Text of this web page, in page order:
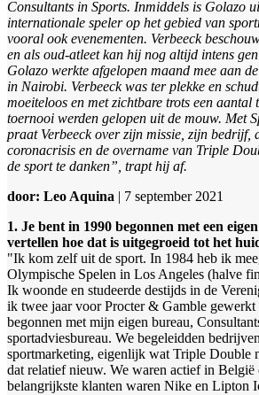
Consultants in Sports. Inmiddels is Golazo
internationale speler op het gebied van
vooral ook evenementen. Verbeeck
en als oud-atleet kan hij nog altijd intens
Golazo werkte afgelopen maand mee aan
in Nairobi. Verbeeck was ter plekke en
moeiteloos en met zichtbare trots een aantal
toernooi werden gelopen uit de mouw. Met
praat Verbeeck over zijn missie, zijn bedrijf,
coronacrisis en de overname van Triple
de sport te danken”, trapt hij af.
door: Leo Aquina | 7 september 2021
1. Je bent in 1990 begonnen met een
vertellen hoe dat is uitgegroeid tot het
"Ik kom zelf uit de sport. In 1984 heb ik
Olympische Spelen in Los Angeles (halve
Ik woonde en studeerde destijds in de
ik twee jaar voor Procter & Gamble
begonnen met mijn eigen bureau,
sportadviesbureau. We begeleidden
sportmarketing, eigenlijk wat Triple Double
dat relatief nieuw. We waren actief in België
belangrijkste klanten waren Nike en Lipton